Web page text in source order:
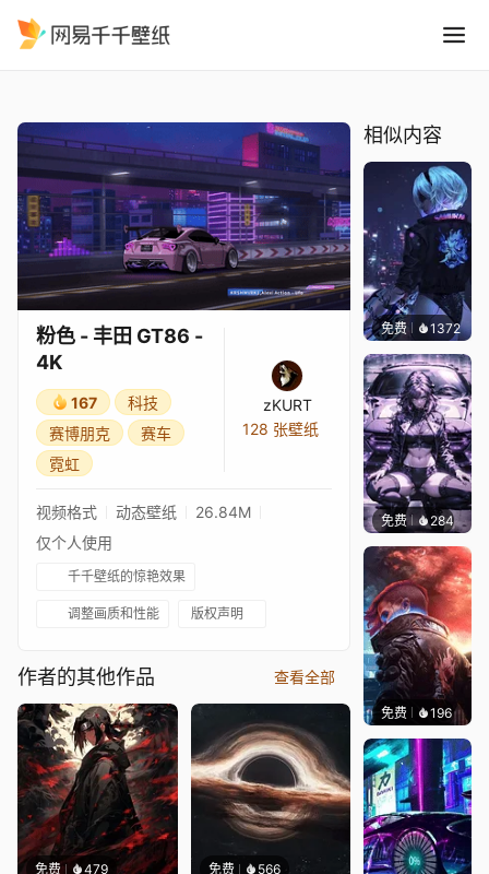
粉色 - 丰田 GT86 -
4K
167
科技
赛博朋克
赛车
霓虹
zKURT
128 张壁纸
视频格式 动态壁纸
26.84M
仅个人使用
千千壁纸的惊艳效果
调整画质和性能 版权声明
作者的其他作品 查看全部
免费 479 免费 566
相似内容
免费 1372Bewie
免费 284Ado
免费 196